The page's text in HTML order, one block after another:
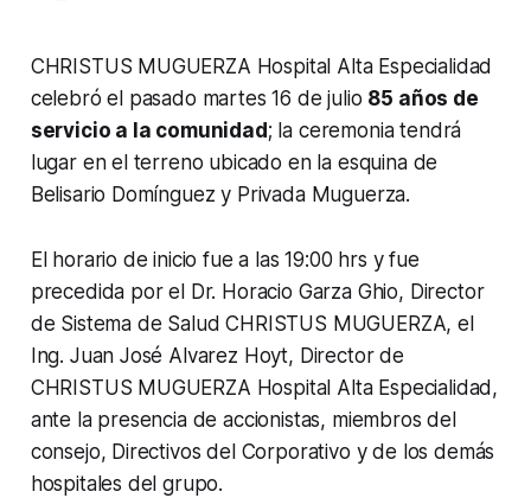
CHRISTUS MUGUERZA Hospital Alta Especialidad
celebró el pasado martes 16 de julio 85 años de
servicio a la comunidad; la ceremonia tendrá
lugar en el terreno ubicado en la esquina de
Belisario Domínguez y Privada Muguerza.
El horario de inicio fue a las 19:00 hrs y fue
precedida por el Dr. Horacio Garza Ghio, Director
de Sistema de Salud CHRISTUS MUGUERZA, el
Ing. Juan José Alvarez Hoyt, Director de
CHRISTUS MUGUERZA Hospital Alta Especialidad,
ante la presencia de accionistas, miembros del
consejo, Directivos del Corporativo y de los demás
hospitales del grupo.